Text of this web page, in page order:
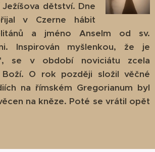
dětství. Dne
v Czerne hábit
a jméno Anselm od sv.
Inspirován myšlenkou, že je
se v období noviciátu zcela
Boží. O rok později složil věčné
na římském Gregorianum byl
na kněze. Poté se vrátil opět